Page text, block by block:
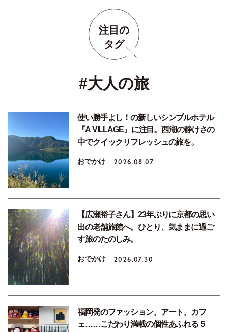
注目の
タグ
#大人の旅
使い勝手よし！の新しいシンプルホテル
『A VILLAGE』に注目。西湖の静けさの
中でクイックリフレッシュの旅を。
おでかけ 2026.08.07
【広瀬裕子さん】23年ぶりに京都の思い
出の老舗旅館へ。ひとり、気ままに過ご
す旅のたのしみ。
おでかけ 2026.07.30
福岡発のファッション、アート、カフ
ェ……こだわり満載の個性あふれる５